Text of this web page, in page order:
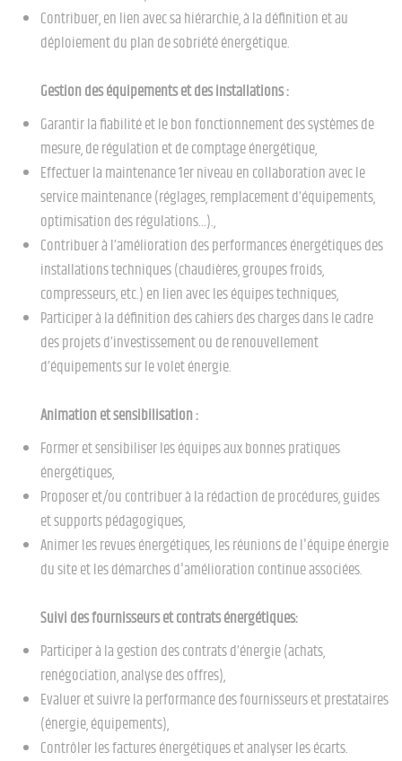
Contribuer, en lien avec sa hiérarchie, à la définition et au
déploiement du plan de sobriété énergétique.
Gestion des équipements et des installations :
Garantir la fiabilité et le bon fonctionnement des systèmes de
mesure, de régulation et de comptage énergétique,
Effectuer la maintenance 1er niveau en collaboration avec le
service maintenance (réglages, remplacement d’équipements,
optimisation des régulations...).,
Contribuer à l’amélioration des performances énergétiques des
installations techniques (chaudières, groupes froids,
compresseurs, etc.) en lien avec les équipes techniques,
Participer à la définition des cahiers des charges dans le cadre
des projets d’investissement ou de renouvellement
d’équipements sur le volet énergie.
Animation et sensibilisation :
Former et sensibiliser les équipes aux bonnes pratiques
énergétiques,
Proposer et/ou contribuer à la rédaction de procédures, guides
et supports pédagogiques,
Animer les revues énergétiques, les réunions de l'équipe énergie
du site et les démarches d'amélioration continue associées.
Suivi des fournisseurs et contrats énergétiques:
Participer à la gestion des contrats d’énergie (achats,
renégociation, analyse des offres),
Evaluer et suivre la performance des fournisseurs et prestataires
(énergie, équipements),
Contrôler les factures énergétiques et analyser les écarts.